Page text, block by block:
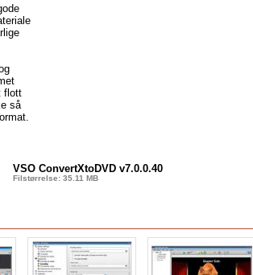
flott
så
VSO ConvertXtoDVD v7.0.0.40
Filstørrelse: 35.11 MB